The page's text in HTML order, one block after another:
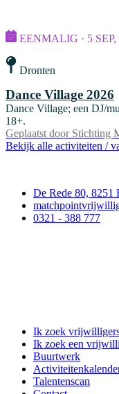
EENMALIG · 5 SEP,
Dronten
Dance Village 2026
Dance Village; een DJ/
18+.
Geplaatst door Stichting
Bekijk alle activiteiten /
De Rede 80, 8251
0321 - 388 777
Ik zoek
Ik zoek een
Buurtwerk
Talentenscan